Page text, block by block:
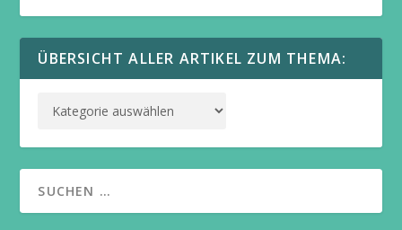
ÜBERSICHT ALLER ARTIKEL ZUM THEMA: